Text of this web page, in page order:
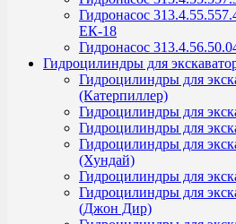
Гидронасос
ЕК-18
Гидронасос
Гидроцилиндры для
Гидроцилиндры для
(Катерпиллер)
Гидроцилиндры для
Гидроцилиндры для
Гидроцилиндры для
(Хундай)
Гидроцилиндры для
Гидроцилиндры для
(Джон Дир)